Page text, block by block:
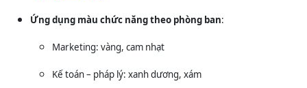
Ứng dụng màu chức năng theo phòng ban:
Marketing: vàng, cam nhạt
Kế toán – pháp lý: xanh dương, xám